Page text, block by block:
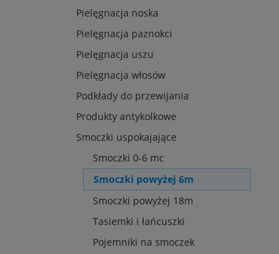
Pielęgnacja noska
Pielęgnacja paznokci
Pielęgnacja uszu
Pielęgnacja włosów
Podkłady do przewijania
Produkty antykolkowe
Smoczki uspokajające
Smoczki 0-6 mc
Smoczki powyżej 6m
Smoczki powyżej 18m
Tasiemki i łańcuszki
Pojemniki na smoczek